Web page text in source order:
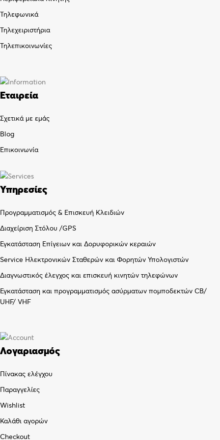
Τηλεφωνικά
Τηλεχειριστήρια
Τηλεπικοινωνίες
Εταιρεία
Σχετικά με εμάς
Blog
Επικοινωνία
Υπηρεσίες
Προγραμματισμός & Επισκευή Κλειδιών
Διαχείριση Στόλου /GPS
Εγκατάσταση Επίγειων και Δορυφορικών κεραιών
Service Ηλεκτρονικών Σταθερών και Φορητών Υπολογιστών
Διαγνωστικός έλεγχος και επισκευή κινητών τηλεφώνων
Εγκατάσταση και προγραμματισμός ασύρματων πομποδεκτών CB/
UHF/ VHF
Λογαριασμός
Πίνακας ελέγχου
Παραγγελίες
Wishlist
Καλάθι αγορών
Checkout